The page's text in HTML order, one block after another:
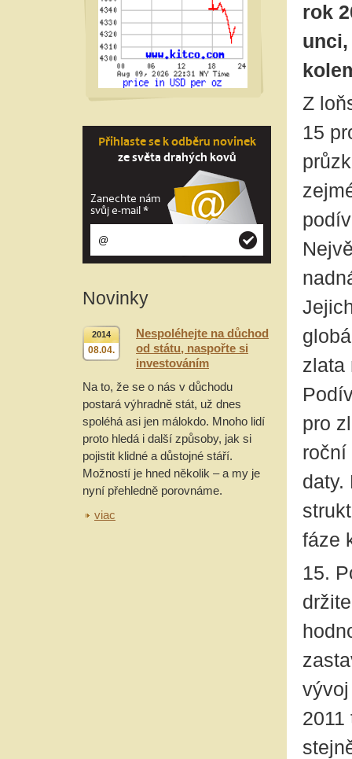
Přihlaste se k odběru novinek
ze světa drahých kovů
Zanechte nám
svůj e-mail*
Novinky
08.04.
2014
Nespoléhejte na důchod
od státu, naspořte si
investováním
Na to, že se o nás v důchodu
postará výhradně stát, už dnes
spoléhá asi jen málokdo. Mnoho lidí
proto hledá i další způsoby, jak si
pojistit klidné a důstojné stáří.
Možností je hned několik – a my je
nyní přehledně porovnáme.
viac
rok
Z
15
zlata
pro
roční
daty.
fáze
15.